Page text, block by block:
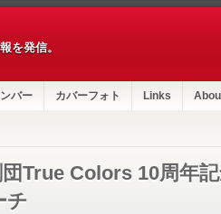
を発信。
バー カバーフォト Links
True Colors 10周年
チ